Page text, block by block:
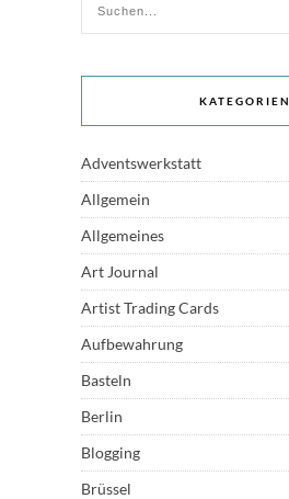
KATEGORIEN
Adventswerkstatt
Allgemein
Allgemeines
Art Journal
Artist Trading Cards
Aufbewahrung
Basteln
Berlin
Blogging
Brüssel